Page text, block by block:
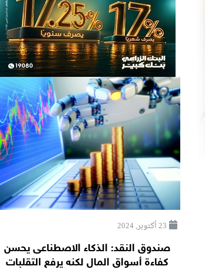
23 أكتوبر, 2024
صندوق النقد: الذكاء الاصطناعى يحسن
كفاءة أسواق المال لكنه يرفع التقلبات